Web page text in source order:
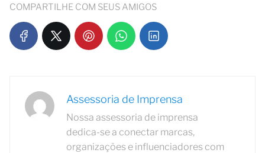
COMPARTILHE COM SEUS AMIGOS
Assessoria de Imprensa
Nossa assessoria de imprensa
dedica-se a conectar marcas,
organizações e influenciadores com